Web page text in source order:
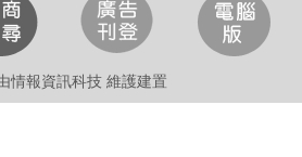
情報資訊科技 維護建置